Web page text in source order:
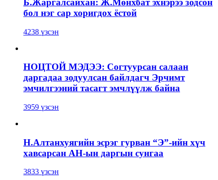
Б.Жаргалсайхан: Ж.Мөнхбат эхнэрээ зодсон
бол нэг сар хоригдох ёстой
4238 үзсэн
НОЦТОЙ МЭДЭЭ: Согтуурсан салаан
даргадаа зодуулсан байлдагч Эрчимт
эмчилгээний тасагт эмчлүүлж байна
3959 үзсэн
Н.Алтанхуягийн эсрэг гурван “Э”-ийн хүч
хавсарсан АН-ын даргын сунгаа
3833 үзсэн